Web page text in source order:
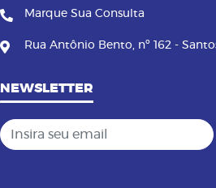
Marque Sua Consulta
Rua Antônio Bento, nº 162 -
NEWSLETTER
Insira seu email